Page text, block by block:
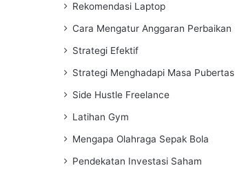
Rekomendasi Laptop
Cara Mengatur Anggaran Perbaikan
Strategi Efektif
Strategi Menghadapi Masa Pubertas
Side Hustle Freelance
Latihan Gym
Mengapa Olahraga Sepak Bola
Pendekatan Investasi Saham